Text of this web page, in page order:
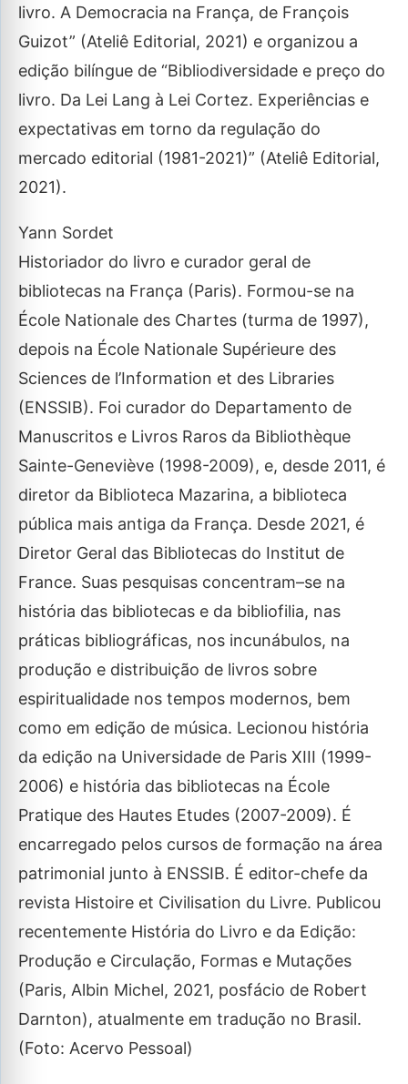
livro. A Democracia na França, de François
Guizot” (Ateliê Editorial, 2021) e organizou a
edição bilíngue de “Bibliodiversidade e preço do
livro. Da Lei Lang à Lei Cortez. Experiências e
expectativas em torno da regulação do
mercado editorial (1981-2021)” (Ateliê Editorial,
2021).
Yann Sordet
Historiador do livro e curador geral de
bibliotecas na França (Paris). Formou-se na
École Nationale des Chartes (turma de 1997),
depois na École Nationale Supérieure des
Sciences de l’Information et des Libraries
(ENSSIB). Foi curador do Departamento de
Manuscritos e Livros Raros da Bibliothèque
Sainte-Geneviève (1998-2009), e, desde 2011, é
diretor da Biblioteca Mazarina, a biblioteca
pública mais antiga da França. Desde 2021, é
Diretor Geral das Bibliotecas do Institut de
France. Suas pesquisas concentram–se na
história das bibliotecas e da bibliofilia, nas
práticas bibliográficas, nos incunábulos, na
produção e distribuição de livros sobre
espiritualidade nos tempos modernos, bem
como em edição de música. Lecionou história
da edição na Universidade de Paris XIII (1999-
2006) e história das bibliotecas na École
Pratique des Hautes Etudes (2007-2009). É
encarregado pelos cursos de formação na área
patrimonial junto à ENSSIB. É editor-chefe da
revista Histoire et Civilisation du Livre. Publicou
recentemente História do Livro e da Edição:
Produção e Circulação, Formas e Mutações
(Paris, Albin Michel, 2021, posfácio de Robert
Darnton), atualmente em tradução no Brasil.
(Foto: Acervo Pessoal)